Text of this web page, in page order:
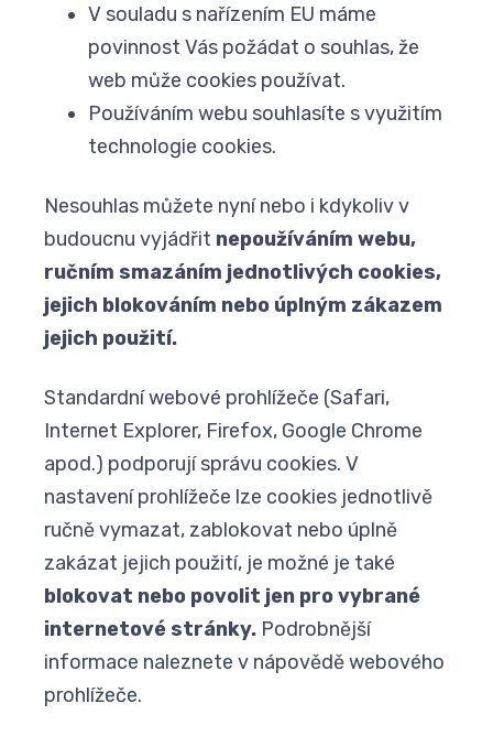
V souladu s nařízením EU máme
povinnost Vás požádat o souhlas, že
web může cookies používat.
Používáním webu souhlasíte s využitím
technologie cookies.
Nesouhlas můžete nyní nebo i kdykoliv v
budoucnu vyjádřit nepoužíváním webu,
ručním smazáním jednotlivých cookies,
jejich blokováním nebo úplným zákazem
jejich použití.
Standardní webové prohlížeče (Safari,
Internet Explorer, Firefox, Google Chrome
apod.) podporují správu cookies. V
nastavení prohlížeče lze cookies jednotlivě
ručně vymazat, zablokovat nebo úplně
zakázat jejich použití, je možné je také
blokovat nebo povolit jen pro vybrané
internetové stránky. Podrobnější
informace naleznete v nápovědě webového
prohlížeče.